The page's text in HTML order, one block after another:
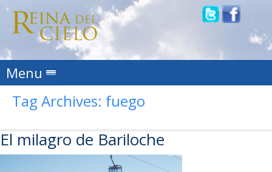
Menu Skip to content
Tag Archives: fuego
El milagro de Bariloche